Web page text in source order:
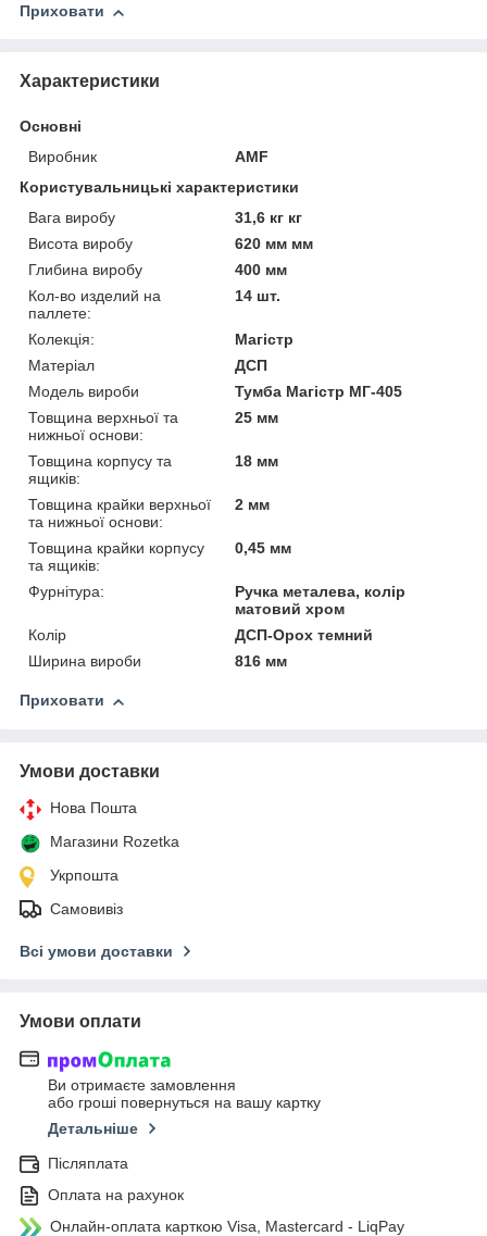
Приховати
Характеристики
Основні
Виробник
AMF
Користувальницькі характеристики
Вага виробу
31,6 кг кг
Висота виробу
620 мм мм
Глибина виробу
400 мм
Кол-во изделий на
паллете:
14 шт.
Колекція:
Магістр
Матеріал
ДСП
Модель вироби
Тумба Магістр МГ-405
Товщина верхньої та
нижньої основи:
25 мм
Товщина корпусу та
ящиків:
18 мм
Товщина крайки верхньої
та нижньої основи:
2 мм
Товщина крайки корпусу
та ящиків:
0,45 мм
Фурнітура:
Ручка металева, колір
матовий хром
Колір
ДСП-Орох темний
Ширина вироби
816 мм
Приховати
Умови доставки
Нова Пошта
Магазини Rozetka
Укрпошта
Самовивіз
Всі умови доставки
Умови оплати
Ви отримаєте замовлення
або гроші повернуться на вашу картку
Детальніше
Післяплата
Оплата на рахунок
Онлайн-оплата карткою Visa, Mastercard - LiqPay